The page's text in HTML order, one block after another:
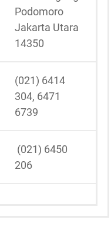
Podomoro
Jakarta Utara
14350
(021) 6414
304, 6471
6739
(021) 6450
206